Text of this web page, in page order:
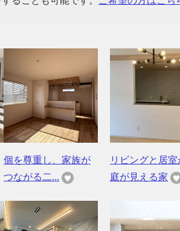
個を尊重し、家族が
つながる二...
リビングと居室
庭が見える家